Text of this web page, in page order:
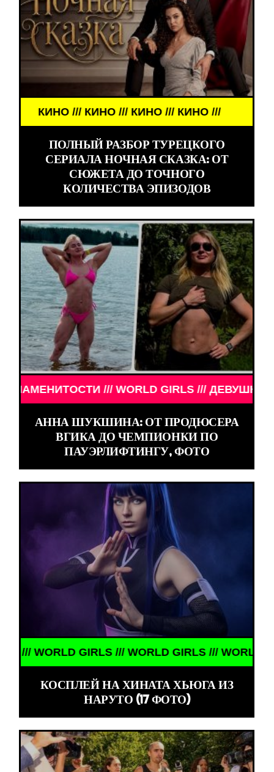
/// КИНО /// КИНО /// КИНО ///
ПОЛНЫЙ РАЗБОР ТУРЕЦКОГО
СЕРИАЛА НОЧНАЯ СКАЗКА: ОТ
СЮЖЕТА ДО ТОЧНОГО
КОЛИЧЕСТВА ЭПИЗОДОВ
GIRLS /// ДЕВУШКИ ЗНАМЕНИТОСТИ ///
АННА ШУКШИНА: ОТ ПРОДЮСЕРА
ВГИКА ДО ЧЕМПИОНКИ ПО
ПАУЭРЛИФТИНГУ, ФОТО
GIRLS /// WORLD GIRLS /// WORLD GIRLS ///
КОСПЛЕЙ НА ХИНАТА ХЬЮГА ИЗ
НАРУТО (17 ФОТО)